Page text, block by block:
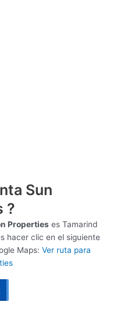
Sun
?
Properties es Tamarind
hacer clic en el siguiente
Maps: Ver ruta para